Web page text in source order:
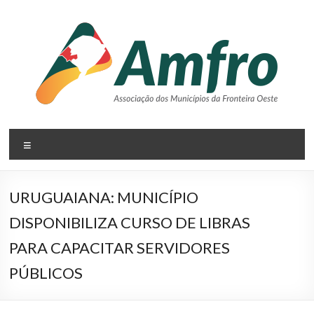
AMFRO
–
Associação
dos
Municípios
da
URUGUAIANA: MUNICÍPIO
DISPONIBILIZA CURSO DE LIBRAS
PARA CAPACITAR SERVIDORES
PÚBLICOS